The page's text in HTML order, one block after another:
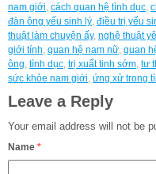
nam giới, cách quan hệ tình dục,
đàn ông yếu sinh lý, điều trị yếu
thuật làm chuyện ấy, nghệ thuật
giới tính, quan hệ nam nữ, quan
ông, tình dục, trị xuất tinh sớm, tư
sức khỏe nam giới, ứng xử trong
Leave a Reply
Your email address will not be
Name *